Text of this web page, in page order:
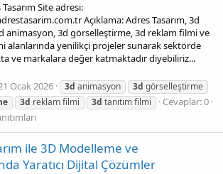
Site adresi:
Açıklama: Adres Tasarım, 3d
animasyon, 3d görselleştirme, 3d reklam filmi ve
alanlarında yenilikçi projeler sunarak sektörde
ve markalara değer katmaktadır diyebiliriz...
Ocak 2026 3d animasyon 3d görselleştirme
3d reklam filmi 3d tanıtım filmi
Cevaplar: 0
ile 3D Modelleme ve
Yaratıcı Dijital Çözümler